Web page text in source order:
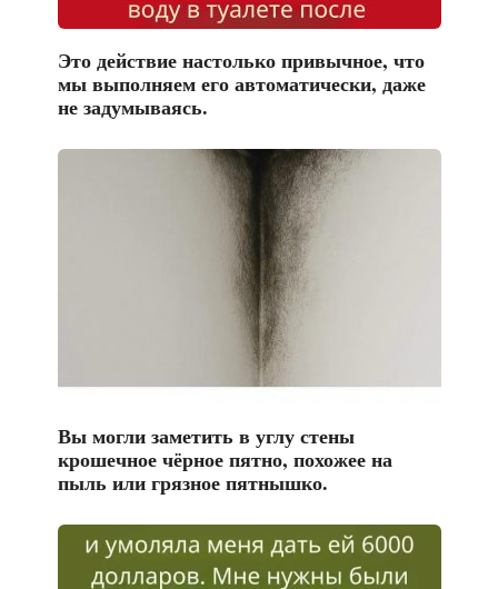
Это действие настолько привычное, что
мы выполняем его автоматически, даже
не задумываясь.
Вы могли заметить в углу стены
крошечное чёрное пятно, похожее на
пыль или грязное пятнышко.